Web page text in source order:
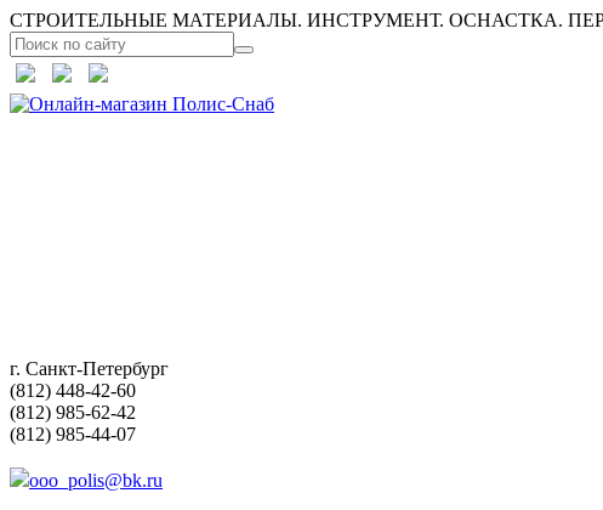
СТРОИТЕЛЬНЫЕ МАТЕРИАЛЫ. ИНСТРУМЕНТ. ОСНАСТКА.
г. Санкт-Петербург
(812) 448-42-60
(812) 985-62-42
(812) 985-44-07
ooo_polis@bk.ru